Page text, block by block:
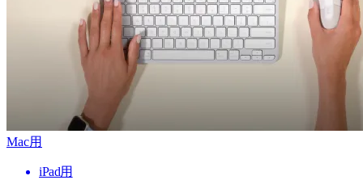
Mac用
iPad用